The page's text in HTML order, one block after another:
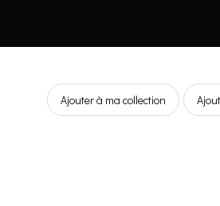
Ajouter à ma collection